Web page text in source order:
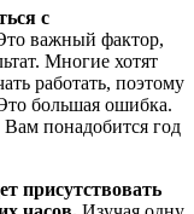
с
важный фактор,
Многие хотят
работать, поэтому
большая ошибка.
понадобится год
присутствовать